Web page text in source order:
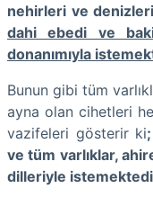
nehirleri ve
dahi ebedi ve
donanımıyla
Bunun gibi tüm
ayna olan cihetleri
vazifeleri gösterir ki
ve tüm varlıklar,
dilleriyle